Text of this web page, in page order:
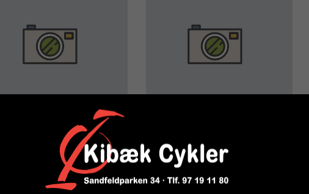
- Basil Carry All
med MIK 2.0 - Grå
kr.
Køletaske - Basil Carry All
Iso MIK 2.0 - sort
899,00 kr.